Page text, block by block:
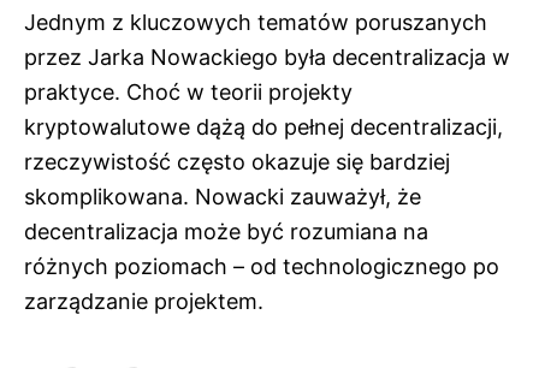
Jednym z kluczowych tematów poruszanych
przez Jarka Nowackiego była decentralizacja w
praktyce. Choć w teorii projekty
kryptowalutowe dążą do pełnej decentralizacji,
rzeczywistość często okazuje się bardziej
skomplikowana. Nowacki zauważył, że
decentralizacja może być rozumiana na
różnych poziomach – od technologicznego po
zarządzanie projektem.